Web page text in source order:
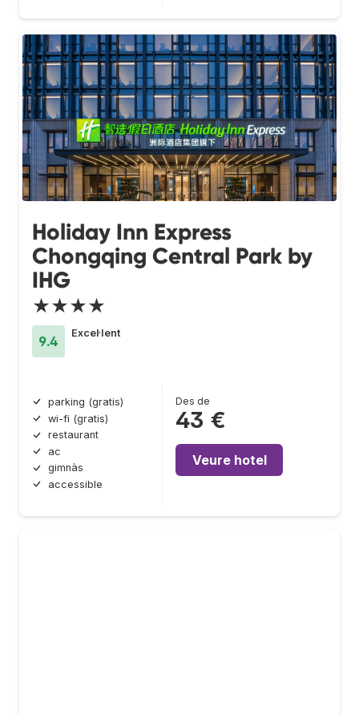
Holiday Inn Express
Chongqing Central Park by
IHG
★★★★
9.4
Excel·lent
parking (gratis)
wi-fi (gratis)
restaurant
ac
gimnàs
accessible
Des de
43 €
Veure hotel